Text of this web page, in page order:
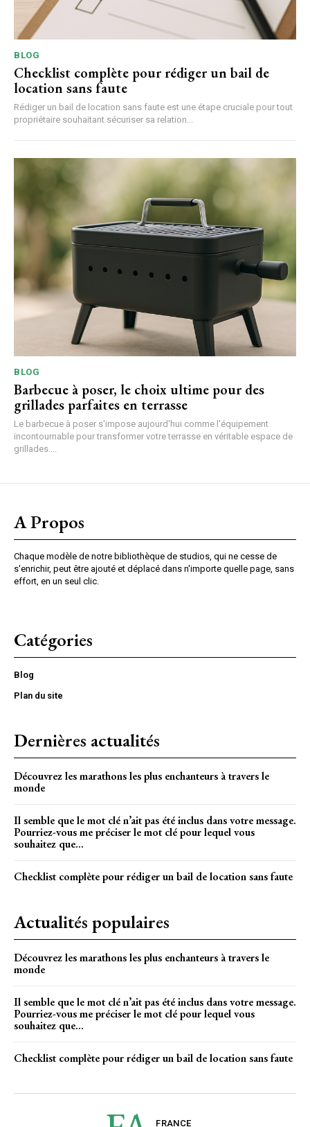
BLOG
Checklist complète pour rédiger un bail de
location sans faute
Rédiger un bail de location sans faute est une étape cruciale pour tout
propriétaire souhaitant sécuriser sa relation...
BLOG
Barbecue à poser, le choix ultime pour des
grillades parfaites en terrasse
Le barbecue à poser s'impose aujourd'hui comme l'équipement
incontournable pour transformer votre terrasse en véritable espace de
grillades....
A Propos
Chaque modèle de notre bibliothèque de studios, qui ne cesse de
s'enrichir, peut être ajouté et déplacé dans n'importe quelle page, sans
effort, en un seul clic.
Catégories
Blog
Plan du site
Dernières actualités
Découvrez les marathons les plus enchanteurs à travers le
monde
Il semble que le mot clé n’ait pas été inclus dans votre message.
Pourriez-vous me préciser le mot clé pour lequel vous
souhaitez que...
Checklist complète pour rédiger un bail de location sans faute
Actualités populaires
Découvrez les marathons les plus enchanteurs à travers le
monde
Il semble que le mot clé n’ait pas été inclus dans votre message.
Pourriez-vous me préciser le mot clé pour lequel vous
souhaitez que...
Checklist complète pour rédiger un bail de location sans faute
FRANCE